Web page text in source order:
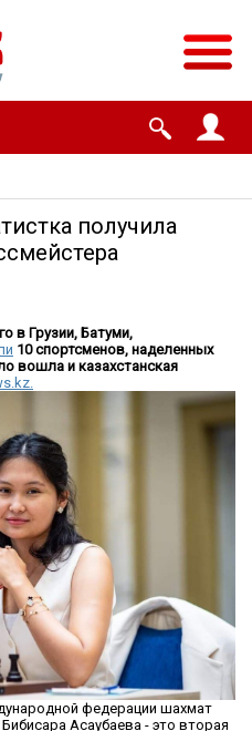
получила
в Грузии, Батуми,
10 спортсменов, наделенных
вошла и казахстанская
федерации шахмат
Асаубаева - это вторая